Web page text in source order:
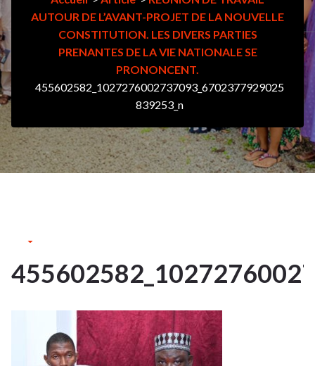
AUTOUR DE L’AVANT-PROJET DE LA NOUVELLE
CONSTITUTION. LES DIVERS PARTIES
PRENANTES DE LA VIE NATIONALE SE
PRONONCENT.
455602582_1027276002737093_6702377929025
839253_n
17
AOÛT